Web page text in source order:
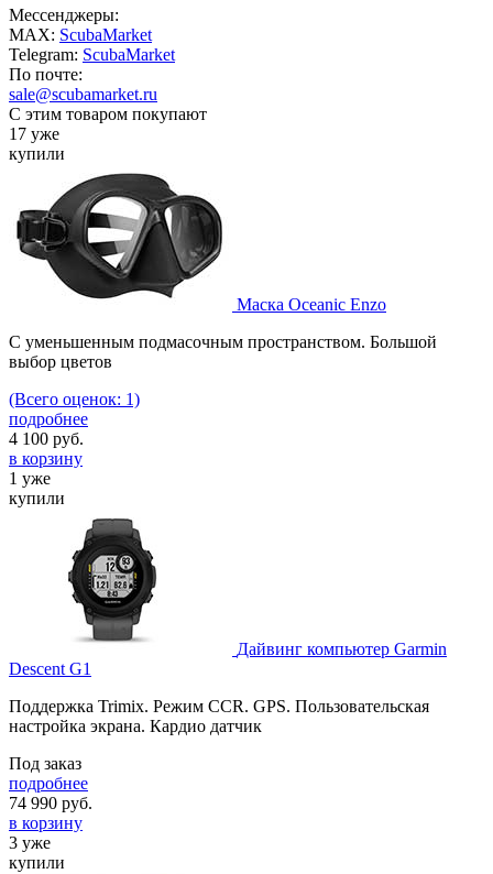
Мессенджеры:
MAX: ScubaMarket
Telegram: ScubaMarket
По почте:
sale@scubamarket.ru
С этим товаром покупают
17 уже
купили
Маска Oceanic Enzo
C уменьшенным подмасочным пространством. Большой
выбор цветов
(Всего оценок: 1)
подробнее
4 100 руб.
в корзину
1 уже
купили
Дайвинг компьютер Garmin
Descent G1
Поддержка Trimix. Режим ССR. GPS. Пользовательская
настройка экрана. Кардио датчик
Под заказ
подробнее
74 990 руб.
в корзину
3 уже
купили